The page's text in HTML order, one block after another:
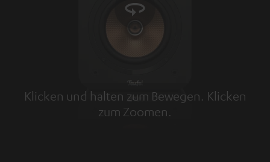
Klicken und halten zum Bewegen. Klicken
zum Zoomen.
Tap to zoom